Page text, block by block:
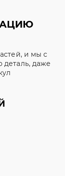
и мы с
даже